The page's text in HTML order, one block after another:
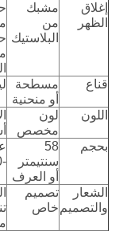
إغلاق
الظهر
مشبك
من
البلاستيك
قناع
مسطحة
أو منحنية
اللون
لون
مخصص
بحجم
58
سنتيمتر
أو العرف
-60 سم للكبار
الشعار
والتصميم
تصميم
خاص